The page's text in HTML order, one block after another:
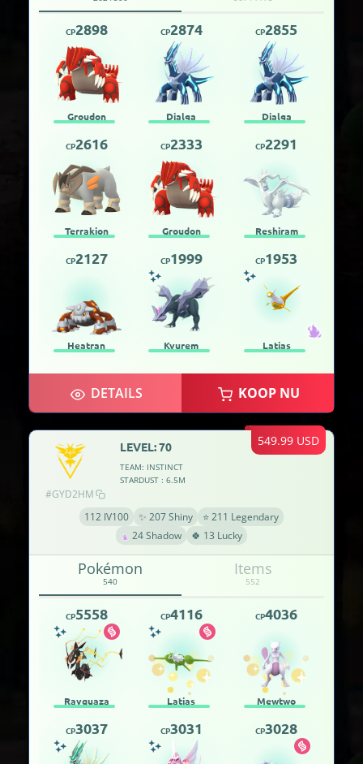
CP2898
Groudon
CP2874
Dialga
CP2855
Dialga
CP2616
Terrakion
CP2333
Groudon
CP2291
Reshiram
CP2127
Heatran
CP1999
Kyurem
CP1953
Latias
DETAILS KOOP NU
549.99 USD
#GYD2HM
LEVEL: 70
TEAM: INSTINCT
STARDUST : 6.5M
112 IV100 ✨ 207 Shiny
⭐ 211 Legendary
24 Shadow
🍀 13 Lucky
Pokémon
540
Items
552
CP5558
Rayquaza
CP4116
Latias
CP4036
Mewtwo
CP3037 CP3031 CP3028